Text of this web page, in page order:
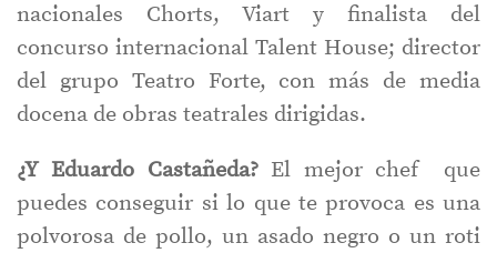
nacionales Chorts, Viart y finalista del
concurso internacional Talent House; director
del grupo Teatro Forte, con más de media
docena de obras teatrales dirigidas.
¿Y Eduardo Castañeda? El mejor chef que
puedes conseguir si lo que te provoca es una
polvorosa de pollo, un asado negro o un roti